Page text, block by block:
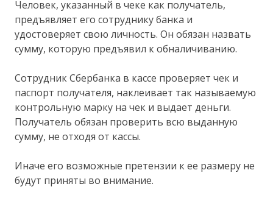
Человек, указанный в чеке как получатель,
предъявляет его сотруднику банка и
удостоверяет свою личность. Он обязан назвать
сумму, которую предъявил к обналичиванию.
Сотрудник Сбербанка в кассе проверяет чек и
паспорт получателя, наклеивает так называемую
контрольную марку на чек и выдает деньги.
Получатель обязан проверить всю выданную
сумму, не отходя от кассы.
Иначе его возможные претензии к ее размеру не
будут приняты во внимание.